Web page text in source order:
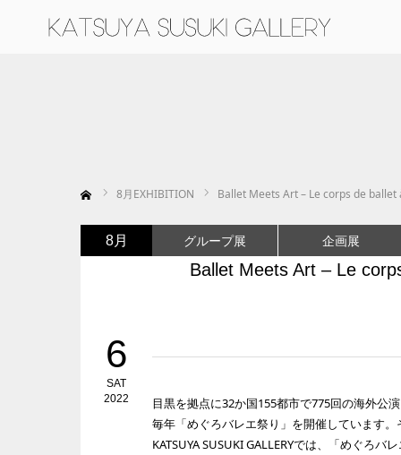
8月EXHIBITION Ballet Meets Art – Le corps de ballet
Ballet Meets Art – Le
8月
6
SAT
2022
グループ展 企画展
目黒を拠点に32か国155都市で775回の海外公
毎年「めぐろバレエ祭り」を開催しています
KATSUYA SUSUKI GALLERYでは、「めぐろ